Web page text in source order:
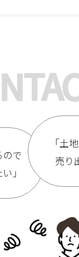
ので
」
「土
売り